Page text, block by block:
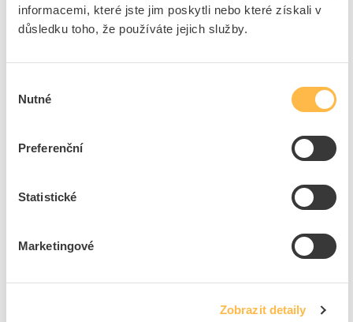
informacemi, které jste jim poskytli nebo které získali v
důsledku toho, že používáte jejich služby.
souhlasu
Nutné
Preferenční
Statistické
Marketingové
Zobrazit detaily
Přidat k porovnání
10,90 Kč/ks
ks do košíku